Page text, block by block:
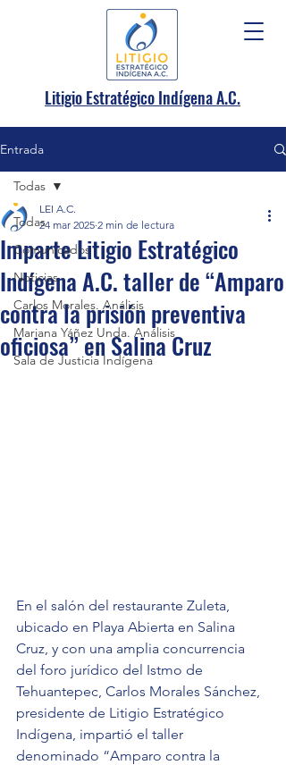
Litigio Estratégico Indígena A.C.
Entrada
Todas
Comunicados
Noticias
Carlos Morales. Análisis
Mariana Yáñez Unda. Análisis
Sala de Justicia Indígena
Todas
Imparte Litigio Estratégico
Indígena A.C. taller de “Amparo
contra la prisión preventiva
oficiosa” en Salina Cruz
LEI A.C.
24 mar 2025 2 min de lectura
En el salón del restaurante Zuleta,
ubicado en Playa Abierta en Salina
Cruz, y con una amplia concurrencia
del foro jurídico del Istmo de
Tehuantepec, Carlos Morales Sánchez,
presidente de Litigio Estratégico
Indígena, impartió el taller
denominado “Amparo contra la